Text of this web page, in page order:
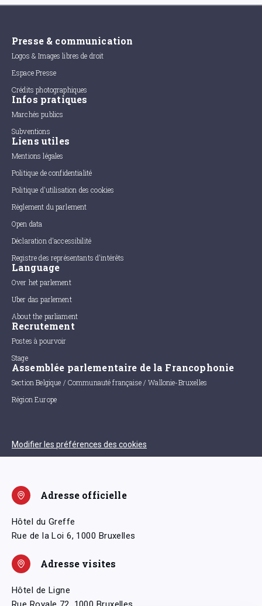
Presse & communication
Logos & Images libres de droit
Espace Presse
Crédits photographiques
Infos pratiques
Marchés publics
Subventions
Liens utiles
Mentions légales
Politique de confidentialité
Politique d'utilisation des cookies
Règlement du parlement
Open data
Déclaration d'accessibilité
Registre des représentants d'intérêts
Language
Over het parlement
Uber das parlement
About the parliament
Recrutement
Postes à pourvoir
Stage
Assemblée parlementaire de la Francophonie
Section Belgique / Communauté française / Wallonie-Bruxelles
Région Europe
Modifier les préférences des cookies
Adresse officielle
Hôtel du Greffe
Rue de la Loi 6, 1000 Bruxelles
Adresse visites
Hôtel de Ligne